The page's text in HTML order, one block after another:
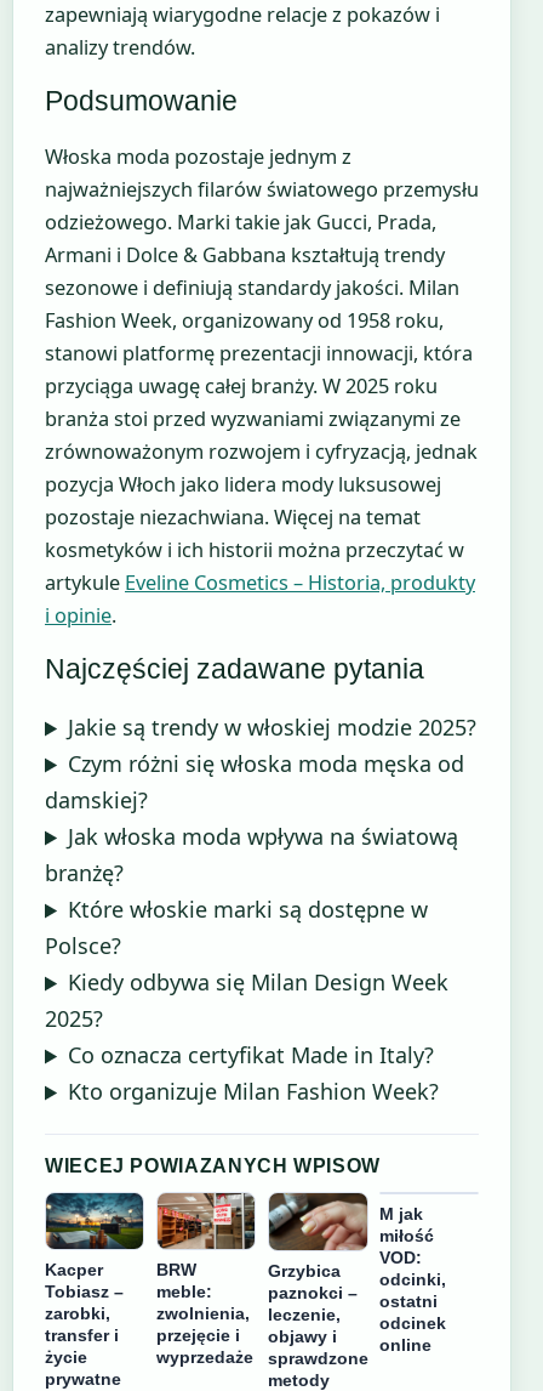
zapewniają wiarygodne relacje z pokazów i
analizy trendów.
Podsumowanie
Włoska moda pozostaje jednym z
najważniejszych filarów światowego przemysłu
odzieżowego. Marki takie jak Gucci, Prada,
Armani i Dolce & Gabbana kształtują trendy
sezonowe i definiują standardy jakości. Milan
Fashion Week, organizowany od 1958 roku,
stanowi platformę prezentacji innowacji, która
przyciąga uwagę całej branży. W 2025 roku
branża stoi przed wyzwaniami związanymi ze
zrównoważonym rozwojem i cyfryzacją, jednak
pozycja Włoch jako lidera mody luksusowej
pozostaje niezachwiana. Więcej na temat
kosmetyków i ich historii można przeczytać w
artykule Eveline Cosmetics – Historia, produkty
i opinie.
Najczęściej zadawane pytania
Jakie są trendy w włoskiej modzie 2025?
Czym różni się włoska moda męska od
damskiej?
Jak włoska moda wpływa na światową
branżę?
Które włoskie marki są dostępne w
Polsce?
Kiedy odbywa się Milan Design Week
2025?
Co oznacza certyfikat Made in Italy?
Kto organizuje Milan Fashion Week?
WIECEJ POWIAZANYCH WPISOW
Kacper
Tobiasz –
zarobki,
transfer i
życie
prywatne
BRW
meble:
zwolnienia,
przejęcie i
wyprzedaże
Grzybica
paznokci –
leczenie,
objawy i
sprawdzone
metody
M jak
miłość
VOD:
odcinki,
ostatni
odcinek
online